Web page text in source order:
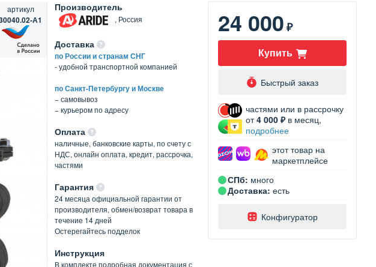
артикул
А1
Производитель
, Россия
Доставка
по России и странам СНГ
- удобной транспортной компанией
по Санкт-Петербургу и Москве
− самовывоз
− курьером по адресу
Оплата
наличные, банковские карты, по счету с
НДС, онлайн оплата, кредит, рассрочка,
частями
Гарантия
24 месяца официальной гарантии от
производителя, обмен/возврат товара в
течение 14 дней
Остерегайтесь подделок
Инструкция
В комплекте подробная документация с
24 000₽
Купить
Быстрый заказ
частями или в рассрочку
от4 000 ₽в месяц,
подробнее
этот товар на
маркетплейсе
СПб: много
Доставка: есть
️Конфигуратор